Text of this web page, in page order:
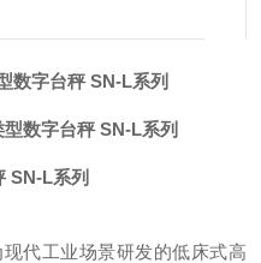
数字台秤 SN-L系列
SN-L系列
代工业场景研发的低床式高